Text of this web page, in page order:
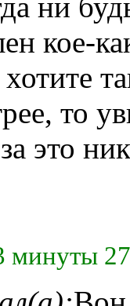
кое-
то
это
минуты